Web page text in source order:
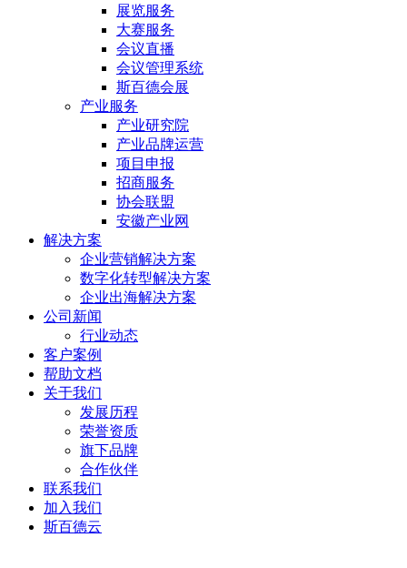
展览服务
大赛服务
会议直播
会议管理系统
斯百德会展
产业服务
产业研究院
产业品牌运营
项目申报
招商服务
协会联盟
安徽产业网
解决方案
企业营销解决方案
数字化转型解决方案
企业出海解决方案
公司新闻
行业动态
客户案例
帮助文档
关于我们
发展历程
荣誉资质
旗下品牌
合作伙伴
联系我们
加入我们
斯百德云